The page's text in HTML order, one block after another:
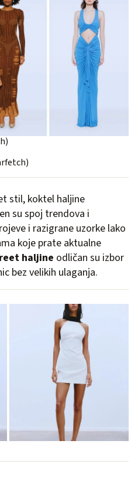
stil, koktel haljine
su spoj trendova i
i razigrane uzorke lako
koje prate aktualne
haljine odličan su izbor
bez velikih ulaganja.